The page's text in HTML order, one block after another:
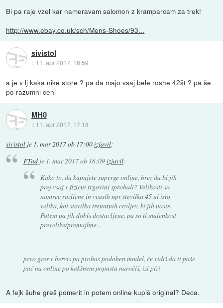
Bi pa raje vzel kar nameravam salomon z kramparcam za trek!
http://www.ebay.co.uk/sch/Mens-Shoes/93...
sivistol
:: 11. apr 2017, 16:59
a je v lj kaka nike store ? pa da majo vsaj bele roshe 42št ? pa še
po razumni ceni
MH0
:: 11. apr 2017, 17:18
sivistol je 1. mar 2017 ob 17:00izjavil:
FTadje 1. mar 2017 ob 16:09izjavil:
Kako to, da kupujete superge online, brez da bi jih
prej vsaj v fizicni trgovini sprobali? Velikosti so
namrec razlicne in vcasih npr stevilka 45 ni isto
velika, kot stevilka trenutnih cevljev, ki jih nosis.
Potem pa jih dobis dostavljene, pa so ti malenkost
prevelike/premajhne...
prvo gres v hervis pa probas podoben model, če vidiš da ti paše
pač na online po kakšnem popustu naročiš, izi pizi
A fejk šuhe greš pomerit in potem online kupiš original? Deca.